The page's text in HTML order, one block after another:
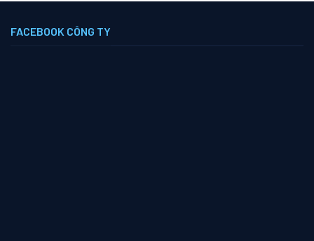
FACEBOOK CÔNG TY